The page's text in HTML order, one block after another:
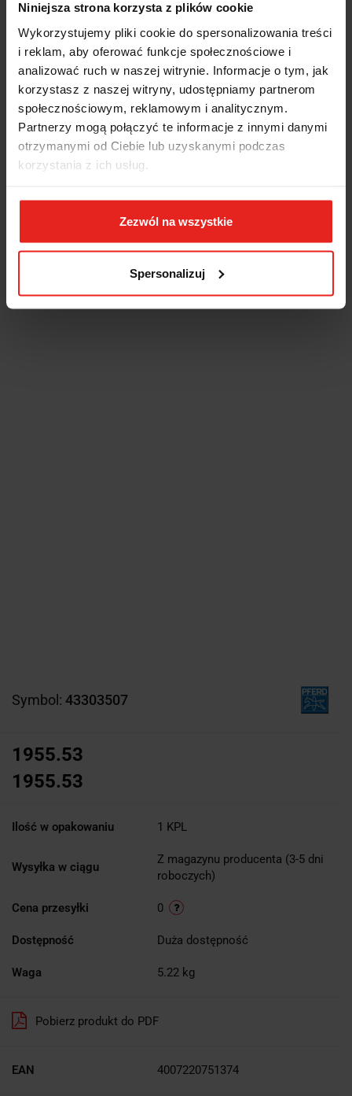
Niniejsza strona korzysta z plików cookie
Wykorzystujemy pliki cookie do spersonalizowania treści
i reklam, aby oferować funkcje społecznościowe i
analizować ruch w naszej witrynie. Informacje o tym, jak
korzystasz z naszej witryny, udostępniamy partnerom
społecznościowym, reklamowym i analitycznym.
Partnerzy mogą połączyć te informacje z innymi danymi
otrzymanymi od Ciebie lub uzyskanymi podczas
korzystania z ich usług.
Zezwól na wszystkie
Spersonalizuj
Symbol: 43303507
1955.53
1955.53
Ilość w opakowaniu 1 KPL
Wysyłka w ciągu
Z magazynu producenta (3-5 dni
roboczych)
Cena przesyłki 0
Dostępność Duża dostępność
Waga 5.22 kg
Pobierz produkt do PDF
EAN 4007220751374